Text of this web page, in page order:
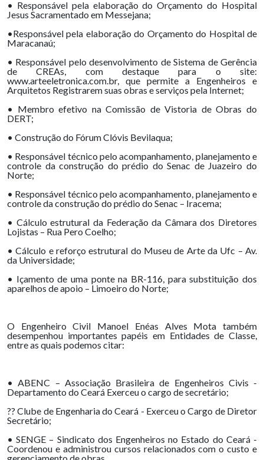
• Responsável pela elaboração do Orçamento do Hospital
Jesus Sacramentado em Messejana;
•Responsável pela elaboração do Orçamento do Hospital de
Maracanaú;
• Responsável pelo desenvolvimento de Sistema de Gerência
de CREAs, com destaque para o site:
www.arteeletronica.com.br, que permite a Engenheiros e
Arquitetos Registrarem suas obras e serviços pela Internet;
• Membro efetivo na Comissão de Vistoria de Obras do
DERT;
• Construção do Fórum Clóvis Bevilaqua;
• Responsável técnico pelo acompanhamento, planejamento e
controle da construção do prédio do Senac de Juazeiro do
Norte;
• Responsável técnico pelo acompanhamento, planejamento e
controle da construção do prédio do Senac – Iracema;
• Cálculo estrutural da Federação da Câmara dos Diretores
Lojistas – Rua Pero Coelho;
• Cálculo e reforço estrutural do Museu de Arte da Ufc – Av.
da Universidade;
• Içamento de uma ponte na BR-116, para substituição dos
aparelhos de apoio – Limoeiro do Norte;
O Engenheiro Civil Manoel Enéas Alves Mota também
desempenhou importantes papéis em Entidades de Classe,
entre as quais podemos citar:
• ABENC – Associação Brasileira de Engenheiros Civis -
Departamento do Ceará Exerceu o cargo de secretário;
?? Clube de Engenharia do Ceará - Exerceu o Cargo de Diretor
Secretário;
• SENGE – Sindicato dos Engenheiros no Estado do Ceará -
Coordenou e administrou cursos relacionados com o custo e